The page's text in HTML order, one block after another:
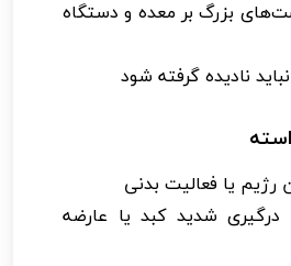
بزرگ بر معده و دستگاه
نادیده گرفته شود
یا فعالیت بدنی
درگیری شدید کبد یا عارضه